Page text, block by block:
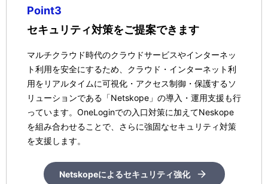
Point3
セキュリティ対策をご提案できます
マルチクラウド時代のクラウドサービスやインターネッ
ト利用を安全にするため、クラウド・インターネット利
用をリアルタイムに可視化・アクセス制御・保護するソ
リューションである「Netskope」の導入・運用支援も行
っています。OneLoginでの入口対策に加えてNeskope
を組み合わせることで、さらに強固なセキュリティ対策
を支援します。
Netskopeによるセキュリティ強化